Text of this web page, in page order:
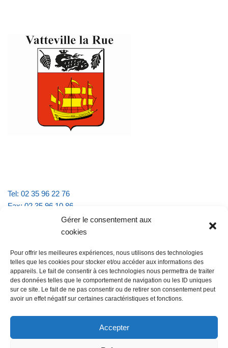
Gérer le consentement aux
cookies
Pour offrir les meilleures expériences, nous utilisons des technologies
telles que les cookies pour stocker et/ou accéder aux informations des
appareils. Le fait de consentir à ces technologies nous permettra de traiter
des données telles que le comportement de navigation ou les ID uniques
sur ce site. Le fait de ne pas consentir ou de retirer son consentement peut
avoir un effet négatif sur certaines caractéristiques et fonctions.
Accepter
Tel: 02 35 96 22 76
Fax: 02 35 96 10 86
Email : mairie.vattevillelarue@wanadoo.fr
lundi et jeudi de 9h à 11h30
mardi et vendredi de 16h à 18h30